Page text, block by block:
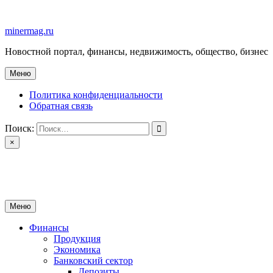
содержимому
minermag.ru
Новостной портал, финансы, недвижимость, общество, бизнес
Меню
Политика конфиденциальности
Обратная связь
Поиск:
×
Меню
Финансы
Продукция
Экономика
Банковский сектор